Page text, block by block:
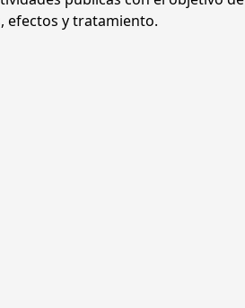
efectos y tratamiento.